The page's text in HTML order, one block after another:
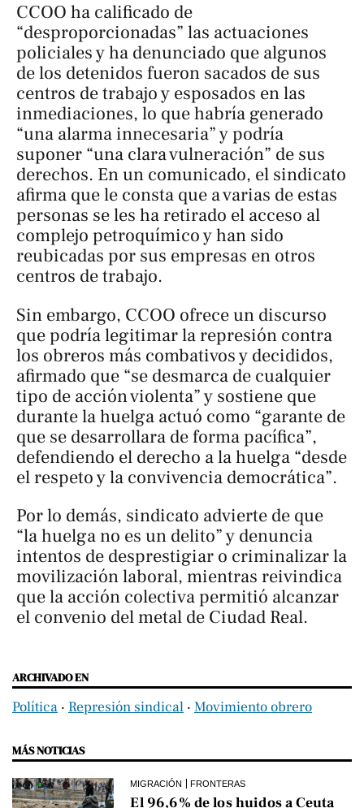
CCOO ha calificado de
“desproporcionadas” las actuaciones
policiales y ha denunciado que algunos
de los detenidos fueron sacados de sus
centros de trabajo y esposados en las
inmediaciones, lo que habría generado
“una alarma innecesaria” y podría
suponer “una clara vulneración” de sus
derechos. En un comunicado, el sindicato
afirma que le consta que a varias de estas
personas se les ha retirado el acceso al
complejo petroquímico y han sido
reubicadas por sus empresas en otros
centros de trabajo.
Sin embargo, CCOO ofrece un discurso
que podría legitimar la represión contra
los obreros más combativos y decididos,
afirmado que “se desmarca de cualquier
tipo de acción violenta” y sostiene que
durante la huelga actuó como “garante de
que se desarrollara de forma pacífica”,
defendiendo el derecho a la huelga “desde
el respeto y la convivencia democrática”.
Por lo demás, sindicato advierte de que
“la huelga no es un delito” y denuncia
intentos de desprestigiar o criminalizar la
movilización laboral, mientras reivindica
que la acción colectiva permitió alcanzar
el convenio del metal de Ciudad Real.
ARCHIVADO EN
Política ‧ Represión sindical ‧ Movimiento obrero
MÁS NOTICIAS
MIGRACIÓN FRONTERAS
El 96,6% de los huidos a Ceuta